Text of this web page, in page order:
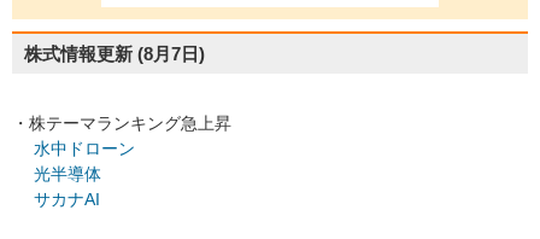
株式情報更新 (8月7日)
・株テーマランキング急上昇
水中ドローン
光半導体
サカナAI